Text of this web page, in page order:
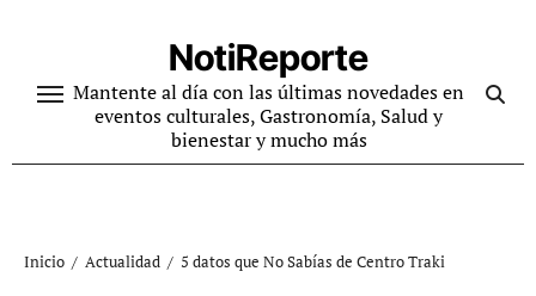
contenido
NotiReporte
Mantente al día con las últimas novedades en
eventos culturales, Gastronomía, Salud y
bienestar y mucho más
Inicio Actualidad 5 datos que No Sabías de Centro Traki